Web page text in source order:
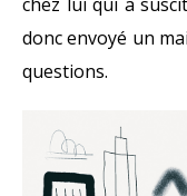
donc envoyé un
questions.